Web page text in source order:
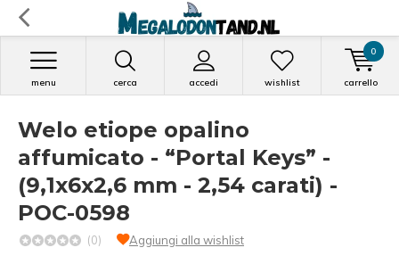
cerca accedi
menu wishlist carrello
0
Welo etiope opalino
affumicato - “Portal Keys” -
(9,1x6x2,6 mm - 2,54 carati) -
POC-0598
(0) Aggiungi alla wishlist